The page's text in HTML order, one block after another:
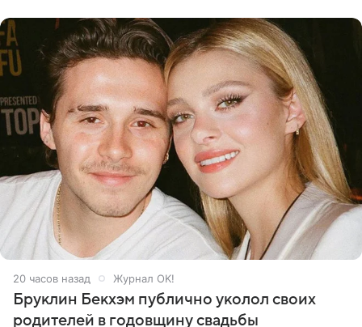
20 часов назад Журнал OK!
Бруклин Бекхэм публично уколол своих
родителей в годовщину свадьбы